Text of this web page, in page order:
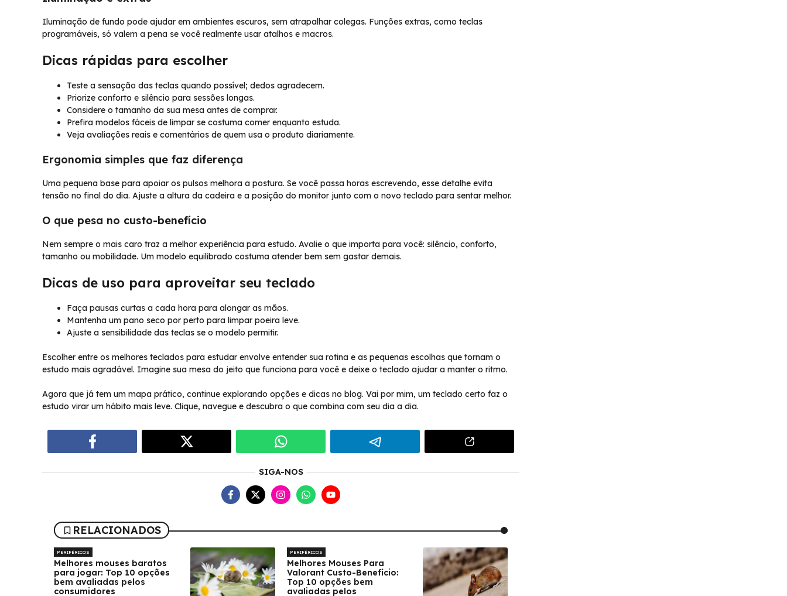
Iluminação de fundo pode ajudar em ambientes escuros, sem atrapalhar colegas. Funções extras, como teclas
programáveis, só valem a pena se você realmente usar atalhos e macros.
Dicas rápidas para escolher
Teste a sensação das teclas quando possível; dedos agradecem.
Priorize conforto e silêncio para sessões longas.
Considere o tamanho da sua mesa antes de comprar.
Prefira modelos fáceis de limpar se costuma comer enquanto estuda.
Veja avaliações reais e comentários de quem usa o produto diariamente.
Ergonomia simples que faz diferença
Uma pequena base para apoiar os pulsos melhora a postura. Se você passa horas escrevendo, esse detalhe evita
tensão no final do dia. Ajuste a altura da cadeira e a posição do monitor junto com o novo teclado para sentar melhor.
O que pesa no custo-benefício
Nem sempre o mais caro traz a melhor experiência para estudo. Avalie o que importa para você: silêncio, conforto,
tamanho ou mobilidade. Um modelo equilibrado costuma atender bem sem gastar demais.
Dicas de uso para aproveitar seu teclado
Faça pausas curtas a cada hora para alongar as mãos.
Mantenha um pano seco por perto para limpar poeira leve.
Ajuste a sensibilidade das teclas se o modelo permitir.
Escolher entre os melhores teclados para estudar envolve entender sua rotina e as pequenas escolhas que tornam o
estudo mais agradável. Imagine sua mesa do jeito que funciona para você e deixe o teclado ajudar a manter o ritmo.
Agora que já tem um mapa prático, continue explorando opções e dicas no blog. Vai por mim, um teclado certo faz o
estudo virar um hábito mais leve. Clique, navegue e descubra o que combina com seu dia a dia.
SIGA-NOS
RELACIONADOS
PERIFÉRICOS
Melhores mouses baratos
para jogar: Top 10 opções
bem avaliadas pelos
consumidores
PERIFÉRICOS
Melhores Mouses Para
Valorant Custo-Benefício:
Top 10 opções bem
avaliadas pelos